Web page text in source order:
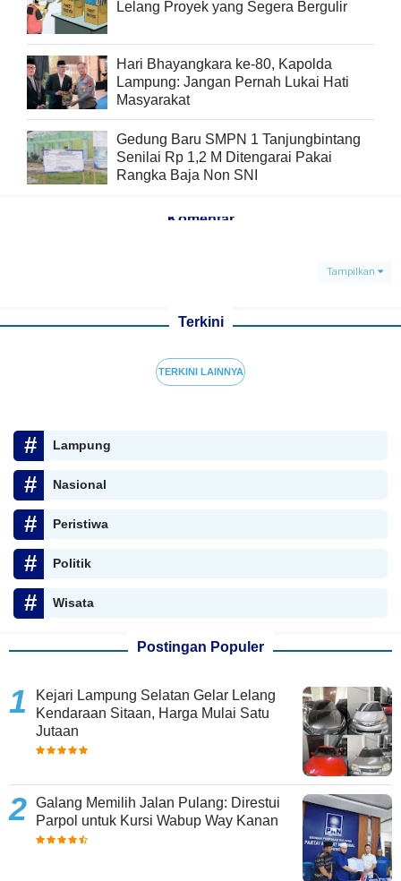
Lelang Proyek yang Segera Bergulir
Hari Bhayangkara ke-80, Kapolda
Lampung: Jangan Pernah Lukai Hati
Masyarakat
Gedung Baru SMPN 1 Tanjungbintang
Senilai Rp 1,2 M Ditengarai Pakai
Rangka Baja Non SNI
Komentar
Tampilkan
Terkini
TERKINI LAINNYA
Lampung
Nasional
Peristiwa
Politik
Wisata
Postingan Populer
Kejari Lampung Selatan Gelar Lelang
Kendaraan Sitaan, Harga Mulai Satu
Jutaan
Galang Memilih Jalan Pulang: Direstui
Parpol untuk Kursi Wabup Way Kanan